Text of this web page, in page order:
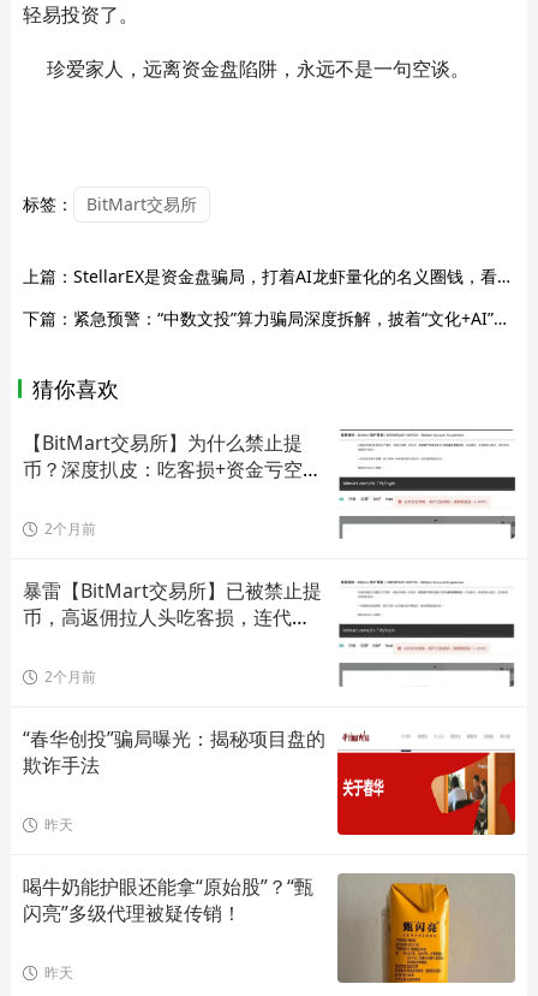
轻易投资了。
珍爱家人，远离资金盘陷阱，永远不是一句空谈。
标签： BitMart交易所
上篇： StellarEX是资金盘骗局，打着AI龙虾量化的名义圈钱，看见远离
下篇： 紧急预警：“中数文投”算力骗局深度拆解，披着“文化+AI”外衣的资金盘陷阱
猜你喜欢
【BitMart交易所】为什么禁止提
币？深度扒皮：吃客损+资金亏空，
2个月前
暴雷【BitMart交易所】已被禁止提
币，高返佣拉人头吃客损，连代理
2个月前
“春华创投”骗局曝光：揭秘项目盘的
欺诈手法
昨天
喝牛奶能护眼还能拿“原始股”？“甄
闪亮”多级代理被疑传销！
昨天